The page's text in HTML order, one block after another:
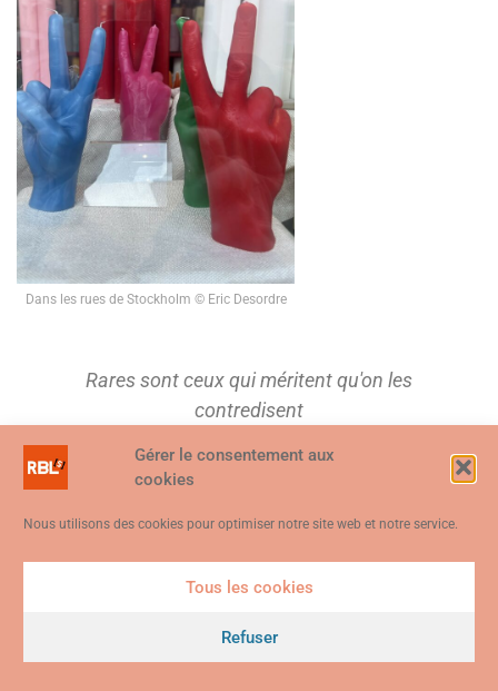
Gérer le consentement aux
cookies
Nous utilisons des cookies pour optimiser notre site web et notre service.
Tous les cookies
Refuser
Dans les rues de Stockholm © Eric Desordre
On ne s'approprie que ce qu'on a d'abord
tenu à distance pour le considérer.
Paul Ricoeur
vous consentez à ce que des cookies soient utilisés. Visitez notre
Politique de confidentialité et de cookies. Je suis d'accord